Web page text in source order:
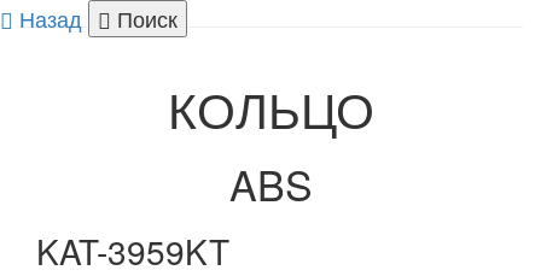
Назад Поиск
КОЛЬЦО
ABS
KAT-3959KT